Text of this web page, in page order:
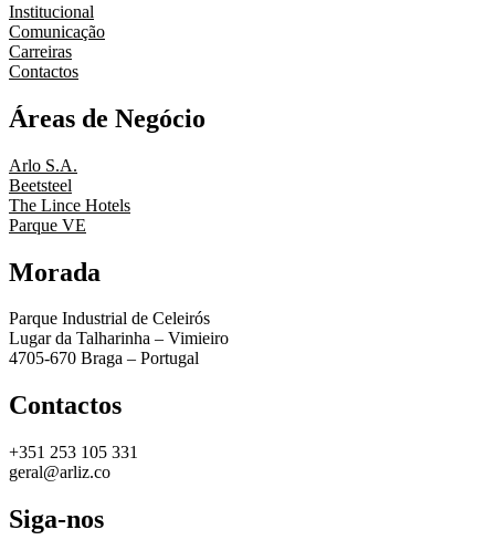
Institucional
Comunicação
Carreiras
Contactos
Áreas de Negócio
Arlo S.A.
Beetsteel
The Lince Hotels
Parque VE
Morada
Parque Industrial de Celeirós
Lugar da Talharinha – Vimieiro
4705-670 Braga – Portugal
Contactos
+351 253 105 331
geral@arliz.co
Siga-nos